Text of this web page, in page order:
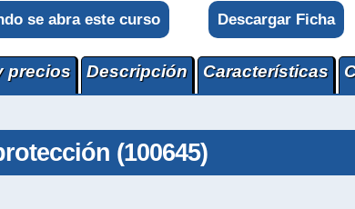
se abra este curso Descargar Ficha
precios Descripción Características
(100645)